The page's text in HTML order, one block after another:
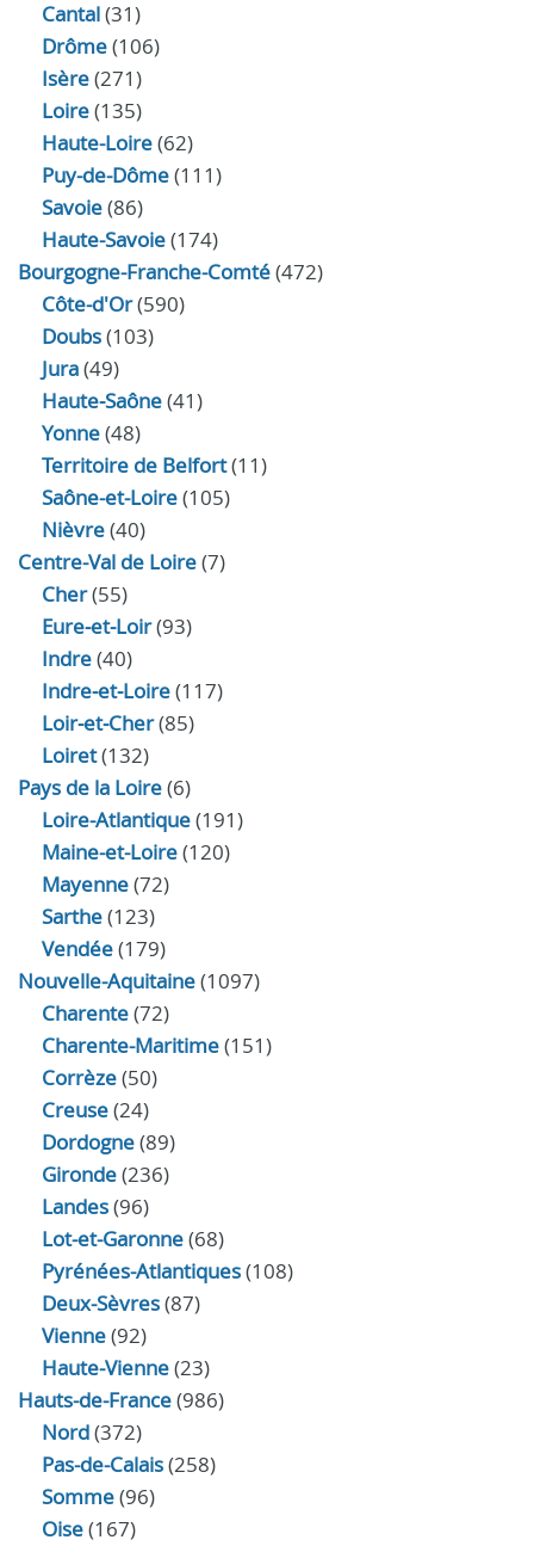
Cantal(31)
Drôme(106)
Isère(271)
Loire(135)
Haute-Loire(62)
Puy-de-Dôme(111)
Savoie(86)
Haute-Savoie(174)
Bourgogne-Franche-Comté(472)
Côte-d'Or(590)
Doubs(103)
Jura(49)
Haute‑Saône(41)
Yonne(48)
Territoire de Belfort(11)
Saône-et-Loire(105)
Nièvre(40)
Centre-Val de Loire(7)
Cher(55)
Eure‑et‑Loir(93)
Indre(40)
Indre‑et‑Loire(117)
Loir‑et‑Cher(85)
Loiret(132)
Pays de la Loire(6)
Loire-Atlantique(191)
Maine-et-Loire(120)
Mayenne(72)
Sarthe(123)
Vendée(179)
Nouvelle-Aquitaine(1097)
Charente(72)
Charente-Maritime(151)
Corrèze(50)
Creuse(24)
Dordogne(89)
Gironde(236)
Landes(96)
Lot-et-Garonne(68)
Pyrénées-Atlantiques(108)
Deux-Sèvres(87)
Vienne(92)
Haute-Vienne(23)
Hauts-de-France(986)
Nord(372)
Pas-de-Calais(258)
Somme(96)
Oise(167)